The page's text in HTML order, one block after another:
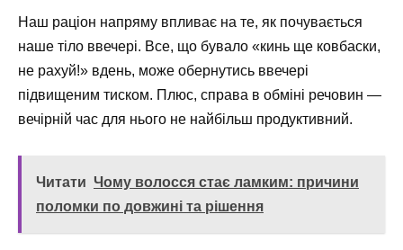
Наш раціон напряму впливає на те, як почувається
наше тіло ввечері. Все, що бувало «кинь ще ковбаски,
не рахуй!» вдень, може обернутись ввечері
підвищеним тиском. Плюс, справа в обміні речовин —
вечірній час для нього не найбільш продуктивний.
Читати Чому волосся стає ламким: причини
поломки по довжині та рішення